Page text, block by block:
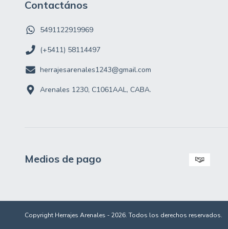
Contactános
5491122919969
(+5411) 58114497
herrajesarenales1243@gmail.com
Arenales 1230, C1061AAL, CABA.
Medios de pago
Copyright Herrajes Arenales - 2026. Todos los derechos reservados.